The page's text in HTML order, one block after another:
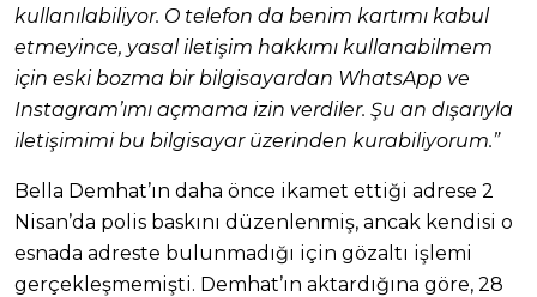
kullanılabiliyor. O telefon da benim kartımı kabul
etmeyince, yasal iletişim hakkımı kullanabilmem
için eski bozma bir bilgisayardan WhatsApp ve
Instagram’ımı açmama izin verdiler. Şu an dışarıyla
iletişimimi bu bilgisayar üzerinden kurabiliyorum.”
Bella Demhat’ın daha önce ikamet ettiği adrese 2
Nisan’da polis baskını düzenlenmiş, ancak kendisi o
esnada adreste bulunmadığı için gözaltı işlemi
gerçekleşmemişti. Demhat’ın aktardığına göre, 28